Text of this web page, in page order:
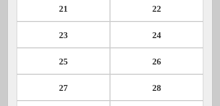
21 22
23 24
25 26
27 28